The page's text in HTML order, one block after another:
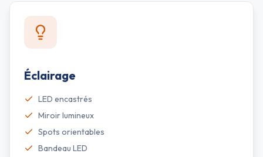
Éclairage
LED encastrés
Miroir lumineux
Spots orientables
Bandeau LED